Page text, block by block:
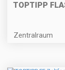
TOPTIPP
Zentralraum